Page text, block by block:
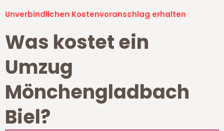
Unverbindlichen Kostenvoranschlag erhalten
Was kostet ein
Umzug
Mönchengladbach
Biel?